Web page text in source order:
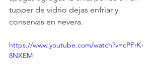
tupper de vidrio dejas enfriar y
conservas en nevera.
https://www.youtube.com/watch?v=cPFrK-
8NXEM